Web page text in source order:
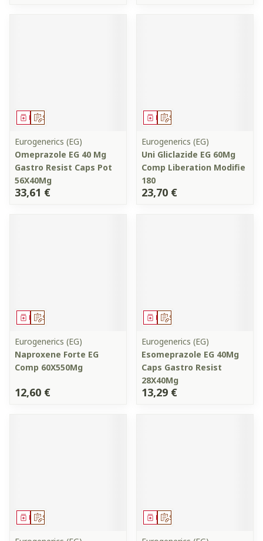
Sur prescription
Médicament
Eurogenerics (EG)
Omeprazole EG 40 Mg
Gastro Resist Caps Pot
56X40Mg
33,61 €
Sur prescription
Médicament
Eurogenerics (EG)
Uni Gliclazide EG 60Mg
Comp Liberation Modifie
180
23,70 €
Sur prescription
Médicament
Eurogenerics (EG)
Naproxene Forte EG
Comp 60X550Mg
12,60 €
Sur prescription
Médicament
Eurogenerics (EG)
Esomeprazole EG 40Mg
Caps Gastro Resist
28X40Mg
13,29 €
Sur prescription
Médicament Sur prescription
Médicament